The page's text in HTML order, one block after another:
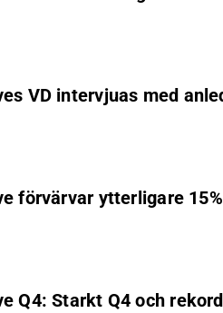
VD intervjuas med
förvärvar ytterligare
Q4: Starkt Q4 och